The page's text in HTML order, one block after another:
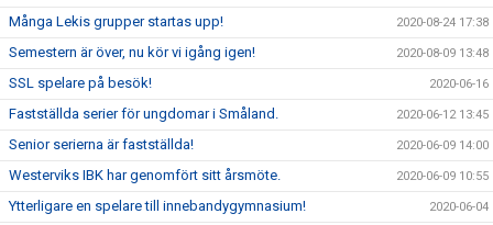
Många Lekis grupper startas upp! 2020-08-24 17:38
Semestern är över, nu kör vi igång igen! 2020-08-09 13:48
SSL spelare på besök! 2020-06-16
Fastställda serier för ungdomar i Småland. 2020-06-12 13:45
Senior serierna är fastställda! 2020-06-09 14:00
Westerviks IBK har genomfört sitt årsmöte. 2020-06-09 10:55
Ytterligare en spelare till innebandygymnasium! 2020-06-04